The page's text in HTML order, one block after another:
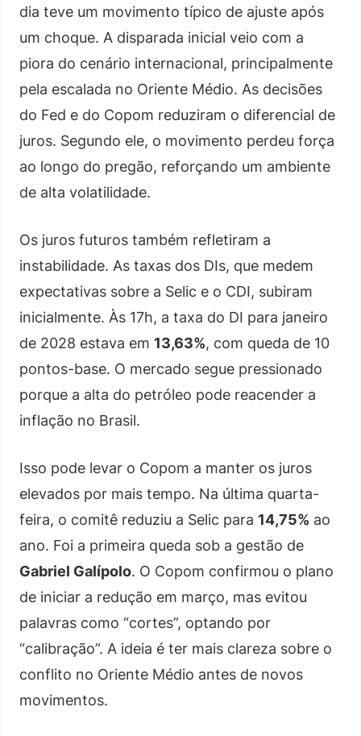
dia teve um movimento típico de ajuste após
um choque. A disparada inicial veio com a
piora do cenário internacional, principalmente
pela escalada no Oriente Médio. As decisões
do Fed e do Copom reduziram o diferencial de
juros. Segundo ele, o movimento perdeu força
ao longo do pregão, reforçando um ambiente
de alta volatilidade.
Os juros futuros também refletiram a
instabilidade. As taxas dos DIs, que medem
expectativas sobre a Selic e o CDI, subiram
inicialmente. Às 17h, a taxa do DI para janeiro
de 2028 estava em 13,63%, com queda de 10
pontos-base. O mercado segue pressionado
porque a alta do petróleo pode reacender a
inflação no Brasil.
Isso pode levar o Copom a manter os juros
elevados por mais tempo. Na última quarta-
feira, o comitê reduziu a Selic para 14,75% ao
ano. Foi a primeira queda sob a gestão de
Gabriel Galípolo. O Copom confirmou o plano
de iniciar a redução em março, mas evitou
palavras como “cortes”, optando por
“calibração”. A ideia é ter mais clareza sobre o
conflito no Oriente Médio antes de novos
movimentos.